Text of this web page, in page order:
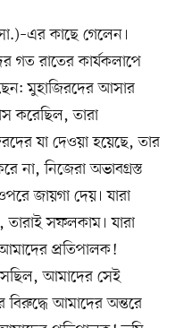
কাছে গেলেন।
গত রাতের কার্যকলাপে
মুহাজিরদের আসার
করেছিল, তারা
যা দেওয়া হয়েছে, তার
না, নিজেরা অভাবগ্রস্ত
জায়গা দেয়। যারা
তারাই সফলকাম। যারা
প্রতিপালক!
আমাদের সেই
বিরুদ্ধে আমাদের অন্তরে